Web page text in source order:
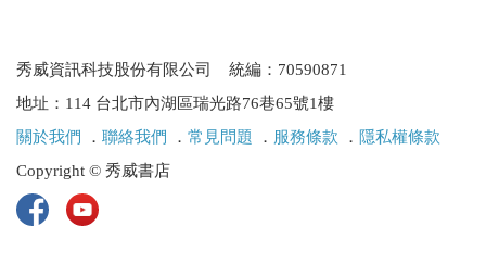
秀威資訊科技股份有限公司 統編：70590871
地址：114 台北市內湖區瑞光路76巷65號1樓
關於我們
． 聯絡我們 ． 常見問題 ． 服務條款 ． 隱私權條款
Copyright © 秀威書店